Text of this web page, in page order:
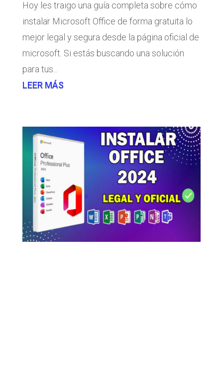
Hoy les traigo una guía completa sobre cómo
instalar Microsoft Office de forma gratuita lo
mejor legal y segura desde la página oficial de
microsoft. Si estás buscando una solución
para tus...
LEER MÁS